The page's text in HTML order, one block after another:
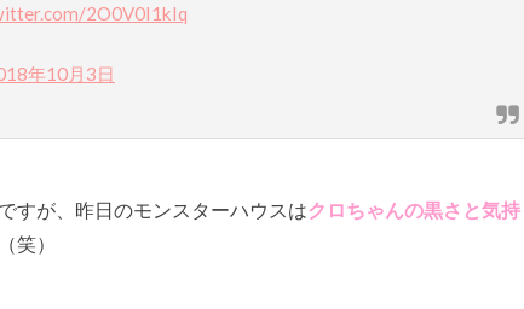
2O0V0I1kIq
年10月3日
すが、昨日のモンスターハウスはクロちゃんの黒さと気持
笑）